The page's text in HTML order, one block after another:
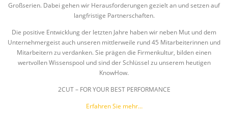
Großserien. Dabei gehen wir Herausforderungen gezielt an und setzen auf
langfristige Partnerschaften.
Die positive Entwicklung der letzten Jahre haben wir neben Mut und dem
Unternehmergeist auch unseren mittlerweile rund 45 Mitarbeiterinnen und
Mitarbeitern zu verdanken. Sie prägen die Firmenkultur, bilden einen
wertvollen Wissenspool und sind der Schlüssel zu unserem heutigen
KnowHow.
2CUT – FOR YOUR BEST PERFORMANCE
Erfahren Sie mehr…